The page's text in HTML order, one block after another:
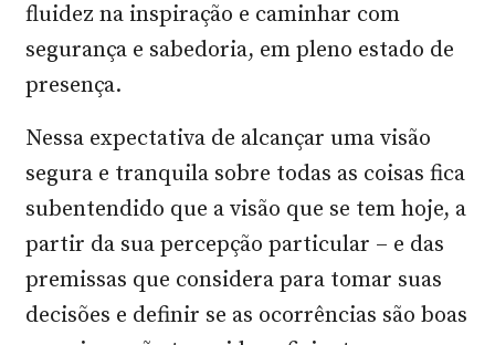
fluidez na inspiração e caminhar com
segurança e sabedoria, em pleno estado de
presença.
Nessa expectativa de alcançar uma visão
segura e tranquila sobre todas as coisas fica
subentendido que a visão que se tem hoje, a
partir da sua percepção particular – e das
premissas que considera para tomar suas
decisões e definir se as ocorrências são boas